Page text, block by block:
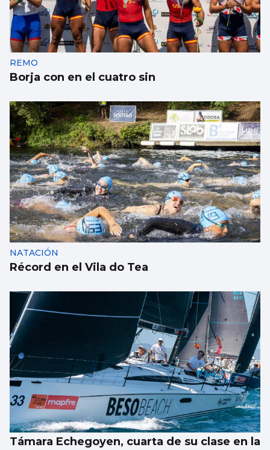
ESCAPARATE
Famosos veraneando en las Rías Baixas y
cantantes volcados con sus fans en Vigo
REMO
Borja con en el cuatro sin
NATACIÓN
Récord en el Vila do Tea
Támara Echegoyen, cuarta de su clase en la